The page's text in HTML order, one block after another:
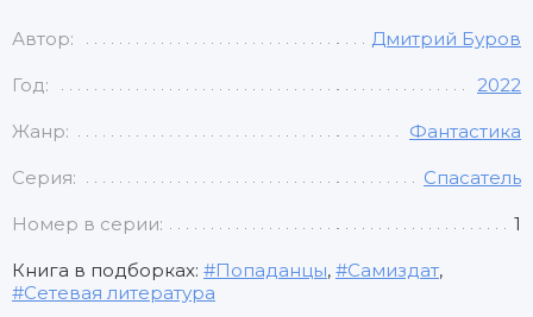
Автор: Дмитрий Буров
Год: 2022
Жанр: Фантастика
Серия: Спасатель
Номер в серии: 1
Книга в подборках: Попаданцы, Самиздат,
Сетевая литература